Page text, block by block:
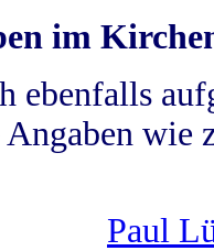
im
ebenfalls
wie
Paul